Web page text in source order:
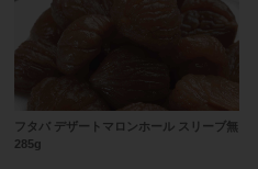
フタバ デザートマロンホール スリーブ無
285g